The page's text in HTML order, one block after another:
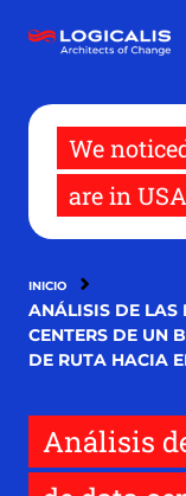
contenido
We
are in USA
INICIO
ANÁLISIS DE LAS
CENTERS DE UN
DE RUTA HACIA
Análisis